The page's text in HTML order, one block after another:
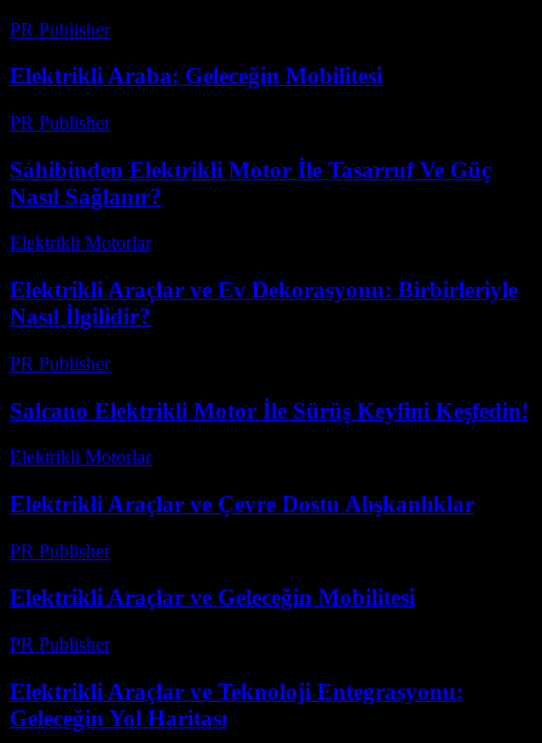
PR Publisher-
Elektrikli Araba: Geleceğin Mobilitesi
PR Publisher-
Sahibinden Elektrikli Motor İle Tasarruf Ve Güç
Nasıl Sağlanır?
Elektrikli Motorlar-
Elektrikli Araçlar ve Ev Dekorasyonu: Birbirleriyle
Nasıl İlgilidir?
PR Publisher-
Salcano Elektrikli Motor İle Sürüş Keyfini Keşfedin!
Elektrikli Motorlar-
Elektrikli Araçlar ve Çevre Dostu Alışkanlıklar
PR Publisher-
Elektrikli Araçlar ve Geleceğin Mobilitesi
PR Publisher-
Elektrikli Araçlar ve Teknoloji Entegrasyonu:
Geleceğin Yol Haritası